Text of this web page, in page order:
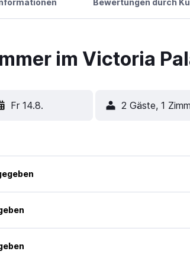
im Victoria
Fr 14.8. 2 Gäste, 1